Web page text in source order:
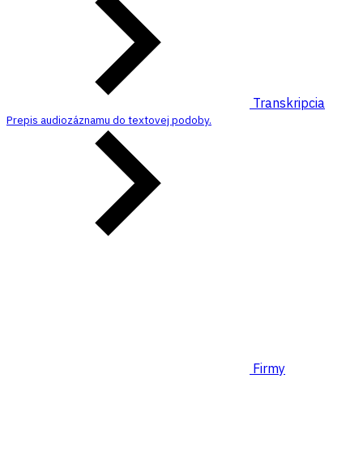
Transkripcia
Prepis audiozáznamu do textovej podoby.
Firmy